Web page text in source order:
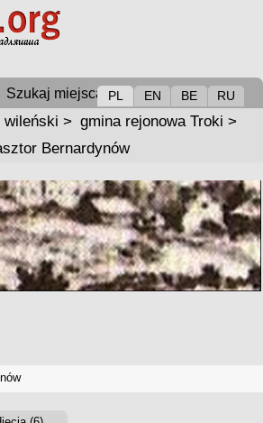
PL EN BE RU
Szukaj miejsca
wileński > gmina rejonowa Troki >
Bernardynów